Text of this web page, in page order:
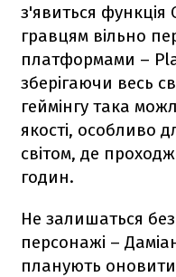
з'явиться функція
гравцям вільно
платформами –
зберігаючи весь
геймінгу така
якості, особливо
світом, де
годин.
Не залишаться без
персонажі –
планують